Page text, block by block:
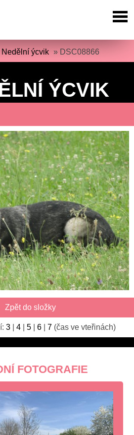
Nedělní ýcvik » DSC08866
ÝCVIK
Zpět do složky
3 4 5 6 7 (čas ve vteřinách)
FOTOGRAFIE